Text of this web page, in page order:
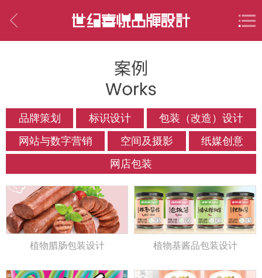
品牌策划 标识设计
包装（改造）设计
网站与数字营销
空间及摄影
纸媒创意
网店包装
植物腊肠包装设计 植物基酱品包装设计